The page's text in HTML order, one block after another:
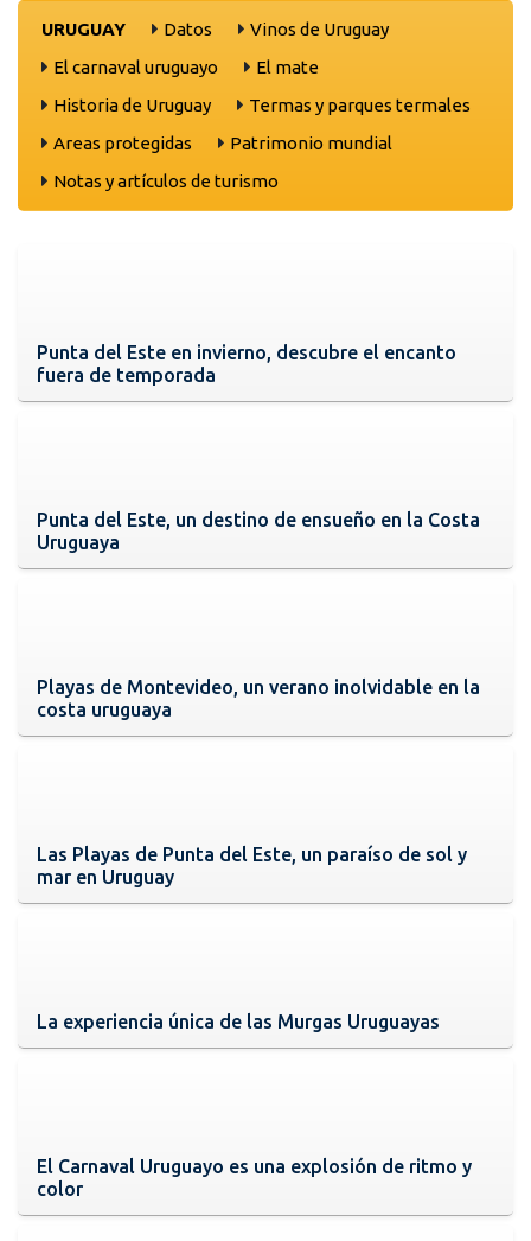
URUGUAY Datos
Vinos de Uruguay
El carnaval uruguayo
El mate
Historia de Uruguay
Termas y parques termales
Areas protegidas
Patrimonio mundial
Notas y artículos de turismo
Punta del Este en invierno, descubre el encanto
fuera de temporada
Punta del Este, un destino de ensueño en la Costa
Uruguaya
Playas de Montevideo, un verano inolvidable en la
costa uruguaya
Las Playas de Punta del Este, un paraíso de sol y
mar en Uruguay
La experiencia única de las Murgas Uruguayas
El Carnaval Uruguayo es una explosión de ritmo y
color